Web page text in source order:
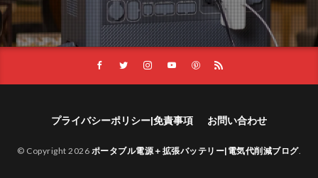
プライバシーポリシー|免責事項 お問い合わせ
© Copyright 2026 ポータブル電源＋拡張バッテリー|電気代削減ブログ.